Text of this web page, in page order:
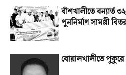
বাঁশখালীতে বন্যার্ত
পুননির্মাণ সামগ্রী
বোয়ালখালীতে পুকুরে